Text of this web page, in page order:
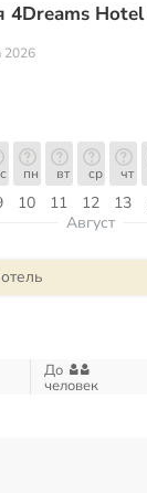
4Dreams
2026
10
пн
11
вт
12
ср
13
чт
Август
До
человек